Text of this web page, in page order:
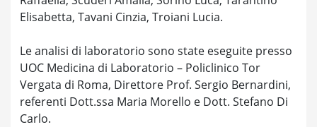
Elisabetta, Tavani Cinzia, Troiani Lucia.
Le analisi di laboratorio sono state eseguite presso
UOC Medicina di Laboratorio – Policlinico Tor
Vergata di Roma, Direttore Prof. Sergio Bernardini,
referenti Dott.ssa Maria Morello e Dott. Stefano Di
Carlo.